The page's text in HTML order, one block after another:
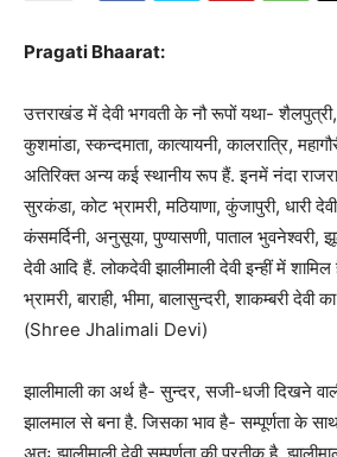
Pragati Bhaarat:
उत्तराखंड में देवी भगवती के नौ रूपों यथा- शैलपुत्री,
कुशमांडा, स्कन्दमाता, कात्यायनी, कालरात्रि,
अतिरिक्त अन्य कई स्थानीय रूप हैं. इनमें नंदा
सुरकंडा, कोट भ्रामरी, मठियाणा, कुंजापुरी, धारी
कंसमर्दिनी, अनुसूया, पुण्यासणी, पाताल भुवनेश्वरी,
देवी आदि हैं. लोकदेवी झालीमाली देवी इन्हीं में
भ्रामरी, बाराही, भीमा, बालासुन्दरी, शाकम्बरी देवी
(Shree Jhalimali Devi)
झालीमाली का अर्थ है- सुन्दर, सजी-धजी दिखने
झालमाल से बना है. जिसका भाव है- सम्पूर्णता के